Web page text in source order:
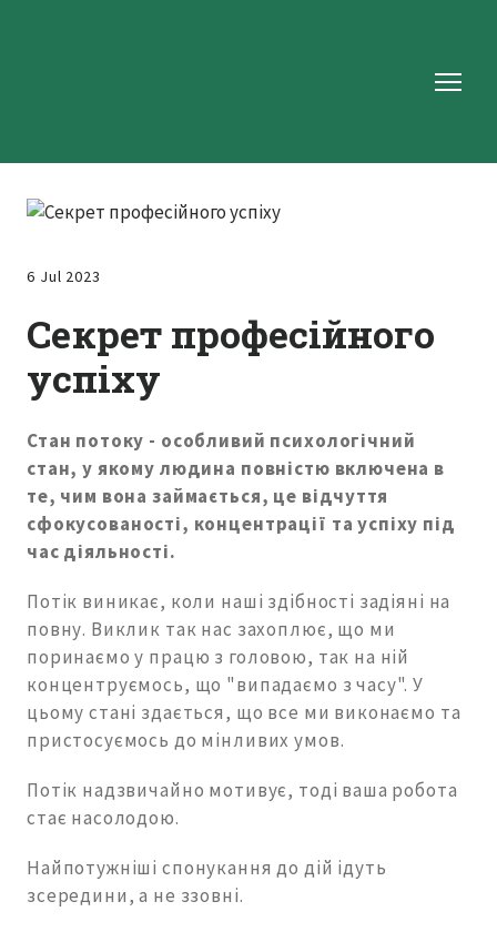
6 Jul 2023
Секрет професійного
успіху
Стан потоку - особливий психологічний
стан, у якому людина повністю включена в
те, чим вона займається, це відчуття
сфокусованості, концентрації та успіху під
час діяльності.
Потік виникає, коли наші здібності задіяні на
повну. Виклик так нас захоплює, що ми
поринаємо у працю з головою, так на ній
концентруємось, що "випадаємо з часу". У
цьому стані здається, що все ми виконаємо та
пристосуємось до мінливих умов.
Потік надзвичайно мотивує, тоді ваша робота
стає насолодою.
Найпотужніші спонукання до дій ідуть
зсередини, а не ззовні.